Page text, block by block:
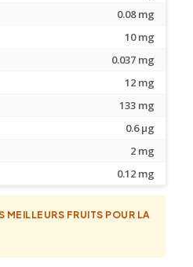
0.08 mg
10 mg
0.037 mg
12 mg
133 mg
0.6 µg
2 mg
0.12 mg
MEILLEURS FRUITS POUR LA